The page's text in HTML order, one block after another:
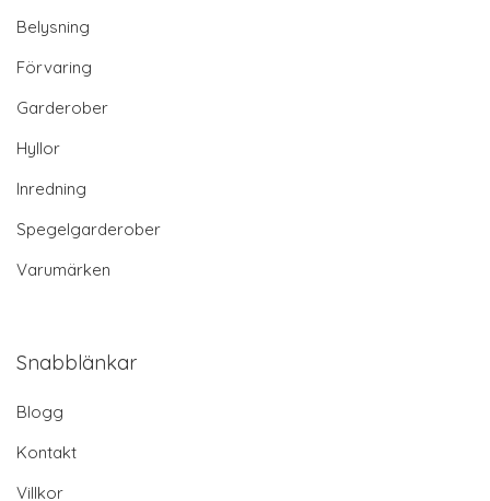
Belysning
Förvaring
Garderober
Hyllor
Inredning
Spegelgarderober
Varumärken
Snabblänkar
Blogg
Kontakt
Villkor